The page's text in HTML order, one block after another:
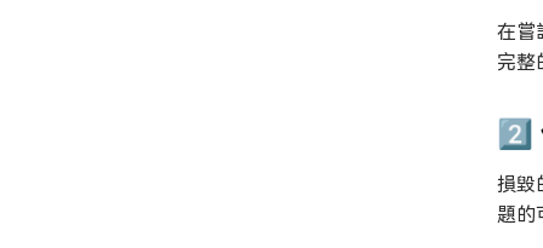
在嘗
完整
損毀
題的